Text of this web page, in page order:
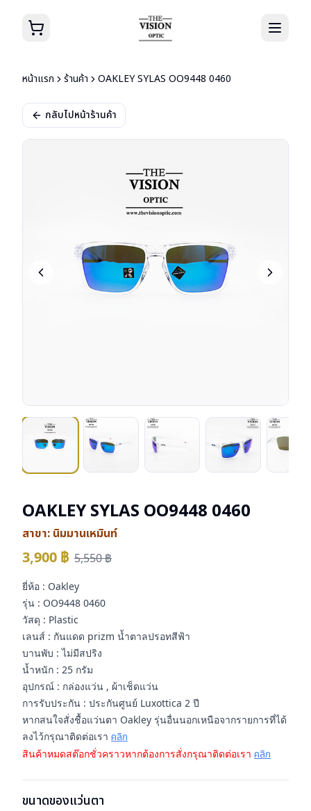
หน้าแรก ร้านค้า OAKLEY SYLAS OO9448 0460
กลับไปหน้าร้านค้า
OAKLEY SYLAS OO9448 0460
สาขา: นิมมานเหมินท์
3,900 ฿ 5,550฿
ยี่ห้อ : Oakley
รุ่น : OO9448 0460
วัสดุ : Plastic
เลนส์ : กันแดด prizm น้ำตาลปรอทสีฟ้า
บานพับ : ไม่มีสปริง
น้ำหนัก : 25 กรัม
อุปกรณ์ : กล่องแว่น , ผ้าเช็ดแว่น
การรับประกัน : ประกันศูนย์ Luxottica 2 ปี
หากสนใจสั่งชื้อแว่นตา Oakley รุ่นอื่นนอกเหนือจากรายการที่ได้
ลงไว้กรุณาติดต่อเรา คลิก
สินค้าหมดสต๊อกชั่วคราวหากต้องการสั่งกรุณาติดต่อเรา คลิก
ขนาดของแว่นตา